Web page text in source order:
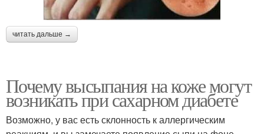
читать дальше →
Почему высыпания на коже могут
возникать при сахарном диабете
Возможно, у вас есть склонность к аллергическим